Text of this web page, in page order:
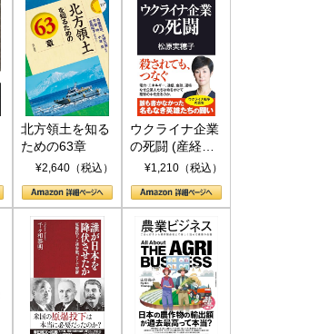
北方領土を知る
ための63章
¥2,640（税込）
ウクライナ企業
の死闘 (産経セ
レクト S 039)
¥1,210（税込）